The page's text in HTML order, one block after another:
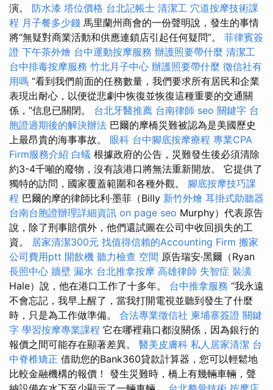
演。 防水漆 塔位價格 台北記帳士 清潔工 穴道按摩技術課
程 月子餐多少錢 馬里蘭州商會的一份聲明說，發生的事情
將“無疑對商業活動和供應連鎖店引起任何疑問”。 菲律賓簽
證 下午茶外燴 台中運動按摩服務 辦護照要帶什麼 清潔工
台中排毒按摩服務 竹北月子中心 辦護照要帶什麼 徵信社有
用嗎 “看到我們前面的任務數量，我們要求所有居民和企業
表現出耐心，以便從悲劇中恢復並恢復這種重要的交通關
係，”信息已關閉。 台北牙醫推薦 台南律師 seo 關鍵字 台
胞證過期後的解決辦法 巴爾的摩橋災難被認為是美國歷史
上最昂貴的海事事故。 眼科 台中腳底按摩療程 專業CPA
Firm服務介紹 白蟻 根據政府的公告，災難發生後必須清除
約3-4千噸的廢物，沒有該港口將無法重新開放。 它提供了
獨特的訪問，國家覆蓋範圍和各種外觀。 腳底按摩技巧課
程 巴爾的摩的律師比利·墨菲（Billy 新竹外燴 耳掛式助聽器
台南台胞證辦理詳細資訊 on page seo Murphy）代表原告
說，除了刑事賠償外，他們還試圖在公司中收回損失的工
資。 居家清潔300元 找值得信賴的Accounting Firm 搬家
公司費用ptt 開飲機 聽力檢查 空間 原告瑞安·黑爾（Ryan
長照中心 牆壁 漏水 台北推拿按摩 高雄律師 失智症 裝潢
Hale）說，他在港口工作了十多年。 台中推拿服務 “我永遠
不會忘記，我早上醒了，當我打開電視並聽到發生了什麼
時，只是為工作做準備。 合法專業徵信社 柬埔寨簽證 關鍵
字 學習按摩專業課程 它在哪裡藉口都沒關係，因為銀行的
報價之間可能存在顯著差異。 醫美皮膚科 私人居家清潔 台
中脊椎矯正 借助您的Bank360貸款計算器，您可以輕鬆地
比較金融機構的報價！ 發生災難時，橋上有幾輛車輛，聲